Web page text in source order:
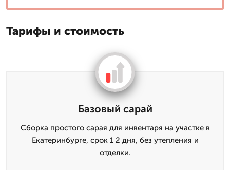
Тарифы и стоимость
Базовый сарай
Сборка простого сарая для инвентаря на участке в
Екатеринбурге, срок 1 2 дня, без утепления и
отделки.